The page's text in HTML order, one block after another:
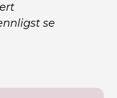
se